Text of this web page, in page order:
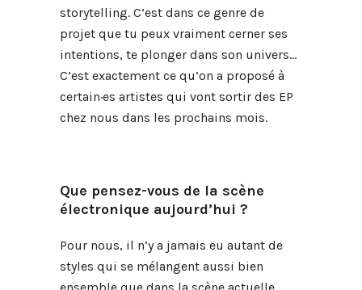
storytelling. C’est dans ce genre de
projet que tu peux vraiment cerner ses
intentions, te plonger dans son univers…
C’est exactement ce qu’on a proposé à
certain·es artistes qui vont sortir des EP
chez nous dans les prochains mois.
Que pensez-vous de la scène
électronique aujourd’hui ?
Pour nous, il n’y a jamais eu autant de
styles qui se mélangent aussi bien